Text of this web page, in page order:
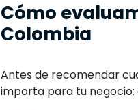
Cómo
Colombia
Antes de recomendar
importa para tu negocio: